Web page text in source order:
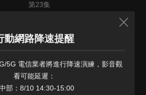
第23集
第24集
24分鐘
動網路降速提醒
5G 電信業者將進行降速演練，影音觀
看可能延遲：
中部：8/10 14:30-15:00